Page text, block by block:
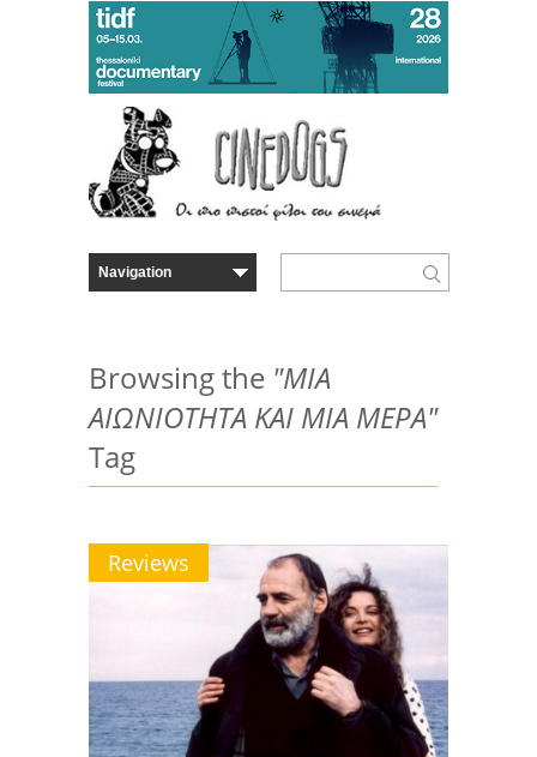
Browsing the "ΜΙΑ
ΑΙΩΝΙΟΤΗΤΑ ΚΑΙ ΜΙΑ ΜΕΡΑ"
Tag
Reviews